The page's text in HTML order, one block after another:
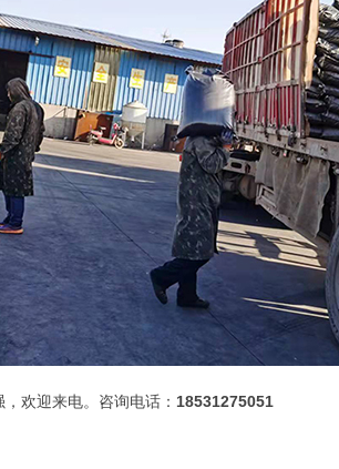
欢迎来电。咨询电话： 18531275051